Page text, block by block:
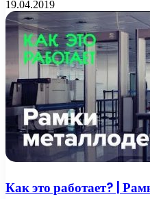
19.04.2019
Как это работает? |